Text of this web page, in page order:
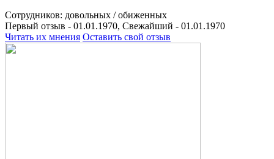
Сотрудников: довольных /обиженных
Первый отзыв - 01.01.1970, Свежайший - 01.01.1970
Читать их мнения Оставить свой отзыв